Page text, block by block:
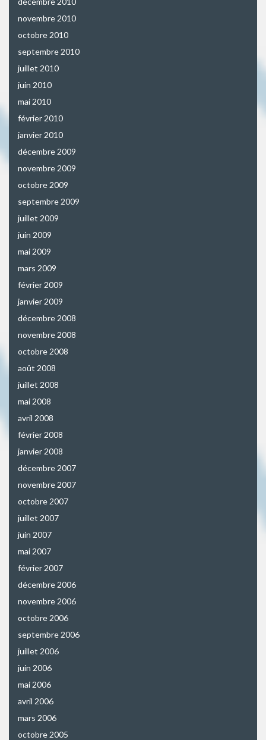
novembre 2010
octobre 2010
septembre 2010
juillet 2010
juin 2010
mai 2010
février 2010
janvier 2010
décembre 2009
novembre 2009
octobre 2009
septembre 2009
juillet 2009
juin 2009
mai 2009
mars 2009
février 2009
janvier 2009
décembre 2008
novembre 2008
octobre 2008
août 2008
juillet 2008
mai 2008
avril 2008
février 2008
janvier 2008
décembre 2007
novembre 2007
octobre 2007
juillet 2007
juin 2007
mai 2007
février 2007
décembre 2006
novembre 2006
octobre 2006
septembre 2006
juillet 2006
juin 2006
mai 2006
avril 2006
mars 2006
octobre 2005